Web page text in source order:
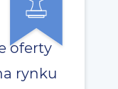
oferty
rynku